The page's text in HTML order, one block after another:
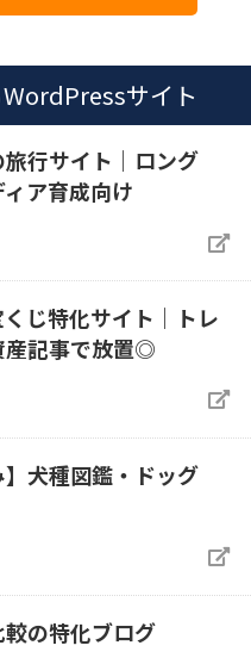
サイト
行サイト｜ロング
ア育成向け
くじ特化サイト｜トレ
産記事で放置◎
】犬種図鑑・ドッグ
の特化ブログ